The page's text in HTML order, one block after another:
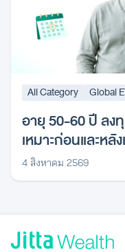
All Category Global
อายุ 50-60 ปี ลง
เหมาะก่อนและหลั
4 สิงหาคม 2569